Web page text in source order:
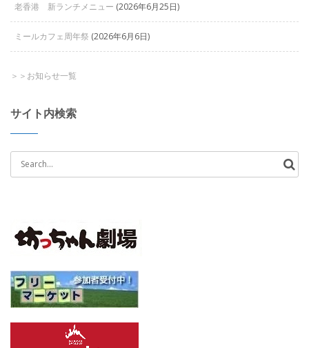
老香港 新ランチメニュー (2026年6月25日)
ミールカフェ周年祭 (2026年6月6日)
＞＞お知らせ一覧
サイト内検索
Search
for: